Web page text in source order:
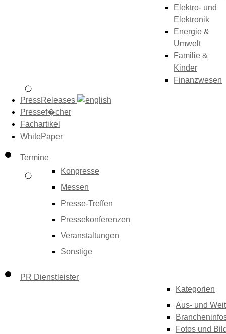
Elektro- und
Elektronik
Energie &
Umwelt
Familie &
Kinder
Finanzwesen
PressReleases
Pressef�cher
Fachartikel
WhitePaper
Termine
Kongresse
Messen
Presse-Treffen
Pressekonferenzen
Veranstaltungen
Sonstige
PR Dienstleister
Kategorien
Aus- und
Fotos und